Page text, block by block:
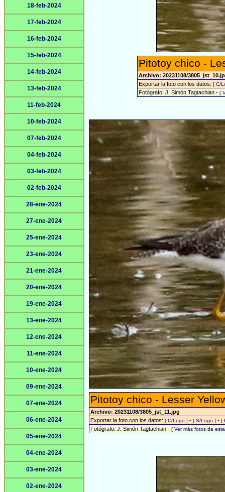
18-feb-2024
17-feb-2024
16-feb-2024
15-feb-2024
14-feb-2024
13-feb-2024
11-feb-2024
10-feb-2024
07-feb-2024
04-feb-2024
03-feb-2024
02-feb-2024
28-ene-2024
27-ene-2024
25-ene-2024
23-ene-2024
21-ene-2024
20-ene-2024
19-ene-2024
13-ene-2024
12-ene-2024
11-ene-2024
10-ene-2024
09-ene-2024
07-ene-2024
06-ene-2024
05-ene-2024
04-ene-2024
03-ene-2024
02-ene-2024
Pitotoy chico -
Archivo: 20231108/
Exportar la foto con los datos: [ C/
Fotógrafo: J. Simón Tagtachian - [
Pitotoy chico - Lesser
Archivo: 20231108/3805_jst_11.jpg
Exportar la foto con los datos: [ C/Logo ] - [ S/Logo ] - [
Fotógrafo: J. Simón Tagtachian - [ Ver más fotos de